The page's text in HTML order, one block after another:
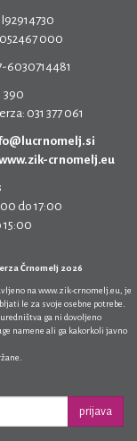
000
6030714481
390
031 377 061
crnomelj.eu
do 17:00
Črnomelj 2026
na www.zik-crnomelj.eu , je
le za svoje osebne potrebe.
ga ni dovoljeno
namene ali ga kakorkoli javno
prijava